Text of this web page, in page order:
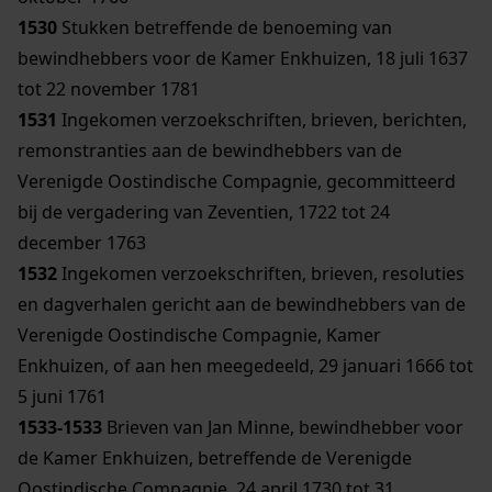
1530 Stukken betreffende de benoeming van
bewindhebbers voor de Kamer Enkhuizen, 18 juli 1637
tot 22 november 1781
1531 Ingekomen verzoekschriften, brieven, berichten,
remonstranties aan de bewindhebbers van de
Verenigde Oostindische Compagnie, gecommitteerd
bij de vergadering van Zeventien, 1722 tot 24
december 1763
1532 Ingekomen verzoekschriften, brieven, resoluties
en dagverhalen gericht aan de bewindhebbers van de
Verenigde Oostindische Compagnie, Kamer
Enkhuizen, of aan hen meegedeeld, 29 januari 1666 tot
5 juni 1761
1533-1533 Brieven van Jan Minne, bewindhebber voor
de Kamer Enkhuizen, betreffende de Verenigde